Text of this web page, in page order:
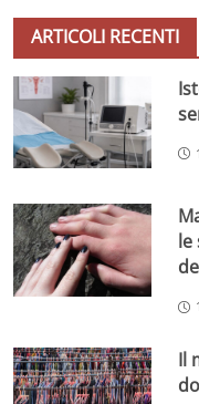
ARTICOLI RECENTI
le
Il